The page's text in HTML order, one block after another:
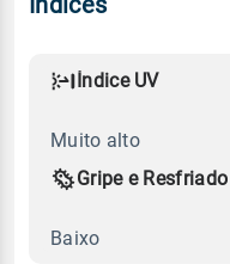
Índice UV
Muito alto
Gripe e Resfriado
Baixo